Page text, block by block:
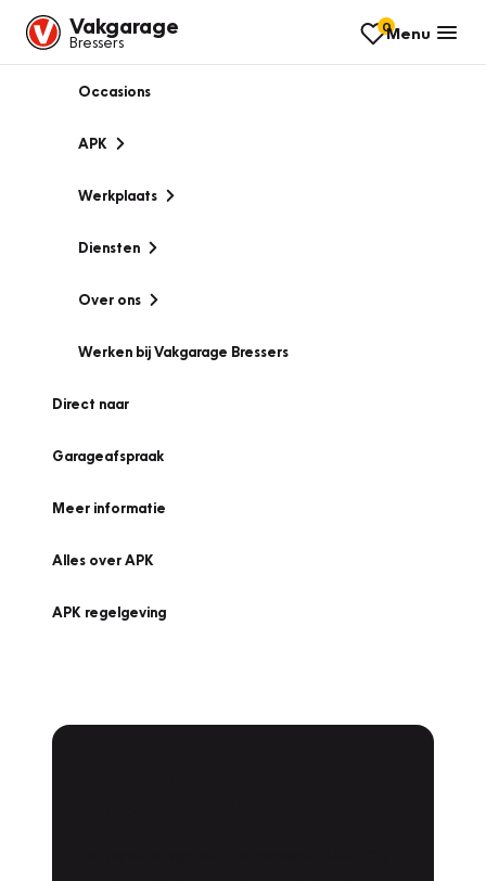
Vakgarage
Bressers
0Menu
Occasions
APK
Werkplaats
Diensten
Over ons
Werken bij Vakgarage Bressers
Direct naar
Garageafspraak
Meer informatie
Alles over APK
APK regelgeving